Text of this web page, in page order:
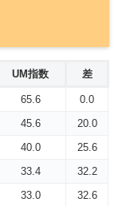
UM指数 差
65.6
0.0
45.6
20.0
40.0
25.6
33.4
32.2
33.0
32.6